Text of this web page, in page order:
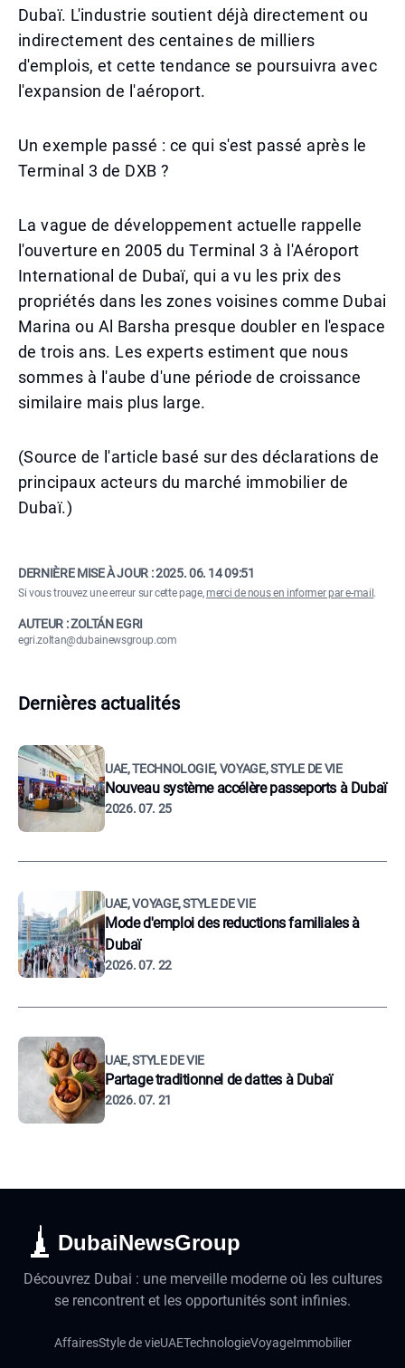
Dubaï. L'industrie soutient déjà directement ou
indirectement des centaines de milliers
d'emplois, et cette tendance se poursuivra avec
l'expansion de l'aéroport.
Un exemple passé : ce qui s'est passé après le
Terminal 3 de DXB ?
La vague de développement actuelle rappelle
l'ouverture en 2005 du Terminal 3 à l'Aéroport
International de Dubaï, qui a vu les prix des
propriétés dans les zones voisines comme Dubai
Marina ou Al Barsha presque doubler en l'espace
de trois ans. Les experts estiment que nous
sommes à l'aube d'une période de croissance
similaire mais plus large.
(Source de l'article basé sur des déclarations de
principaux acteurs du marché immobilier de
Dubaï.)
DERNIÈRE MISE À JOUR :2025. 06. 14 09:51
Si vous trouvez une erreur sur cette page,merci de nous en informer par e-mail .
AUTEUR : ZOLTÁN EGRI
egri.zoltan@dubainewsgroup.com
Dernières actualités
UAE, TECHNOLOGIE, VOYAGE, STYLE DE VIE
Nouveau système accélère passeports à Dubaï
2026. 07. 25
UAE, VOYAGE, STYLE DE VIE
Mode d'emploi des reductions familiales à
Dubaï
2026. 07. 22
UAE, STYLE DE VIE
Partage traditionnel de dattes à Dubaï
2026. 07. 21
DubaiNewsGroup
Découvrez Dubai : une merveille moderne où les cultures
se rencontrent et les opportunités sont infinies.
AffairesStyle de vieUAETechnologieVoyageImmobilier